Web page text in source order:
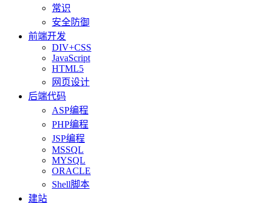
常识
安全防御
前端开发
DIV+CSS
JavaScript
HTML5
网页设计
后端代码
ASP编程
PHP编程
JSP编程
MSSQL
MYSQL
ORACLE
Shell脚本
建站